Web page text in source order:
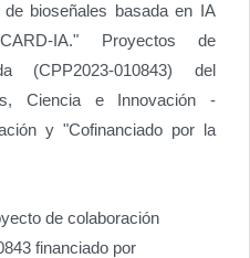
bioseñales basada en IA
IA." Proyectos de
(CPP2023-010843) del
Ciencia e Innovación -
y "Cofinanciado por la
de colaboración
financiado por